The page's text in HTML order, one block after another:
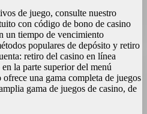
de juego, consulte nuestro
con código de bono de casino
un tiempo de vencimiento
populares de depósito y retiro
retiro del casino en línea
la parte superior del menú
una gama completa de juegos
gama de juegos de casino, de